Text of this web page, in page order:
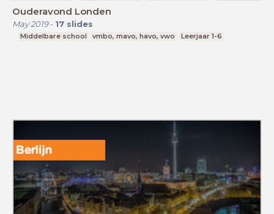
Ouderavond Londen
May 2019- 17 slides
Middelbare school vmbo, mavo, havo, vwo Leerjaar 1-6